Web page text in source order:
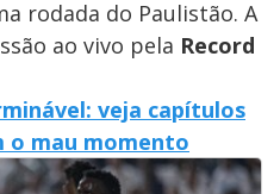
rodada do Paulistão. A
ao vivo pela Record
veja capítulos
o mau momento